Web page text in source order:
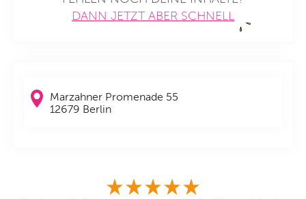
DANN JETZT ABER SCHNELL
Marzahner Promenade 55
12679 Berlin